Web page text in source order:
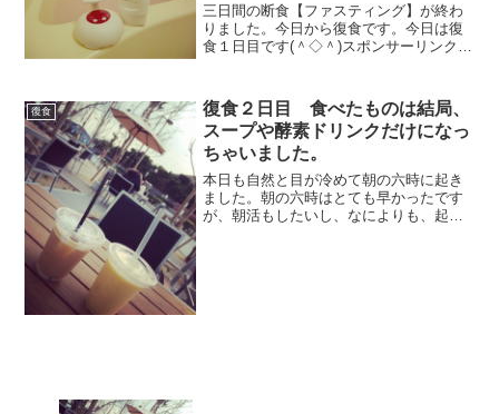
三日間の断食【ファスティング】が終わ
りました。今日から復食です。今日は復
食１日目です(＾◇＾)スポンサーリンク
に...
復食
復食２日目 食べたものは結局、
スープや酵素ドリンクだけになっ
ちゃいました。
本日も自然と目が冷めて朝の六時に起き
ました。朝の六時はとても早かったです
が、朝活もしたいし、なによりも、起き